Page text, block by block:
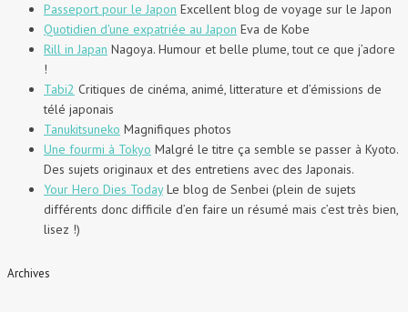
Passeport pour le Japon Excellent blog de voyage sur le Japon
Quotidien d'une expatriée au Japon Eva de Kobe
Rill in Japan Nagoya. Humour et belle plume, tout ce que j’adore
!
Tabi2 Critiques de cinéma, animé, litterature et d’émissions de
télé japonais
Tanukitsuneko Magnifiques photos
Une fourmi à Tokyo Malgré le titre ça semble se passer à Kyoto.
Des sujets originaux et des entretiens avec des Japonais.
Your Hero Dies TodayLe blog de Senbei (plein de sujets
différents donc difficile d’en faire un résumé mais c’est très bien,
lisez !)
Archives